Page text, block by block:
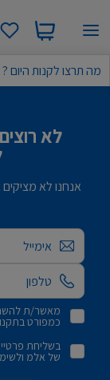
לא
אנחנו לא
אימייל
מאשר/ת
כמפורט
בשליחת
של אלמ